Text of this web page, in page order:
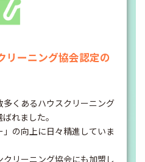
リーニング協会認定の
多くあるハウスクリーニング
れました。
」の向上に日々精進していま
リーニング協会にも加盟し